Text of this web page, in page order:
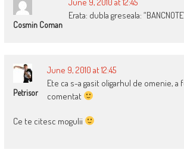
Cosmin Coman
Erata: dubla greseala:
Petrisor
June 9, 2010 at 12:45
Ete ca s-a gasit oligarhul de omenie, a
comentat
Ce te citesc mogulii